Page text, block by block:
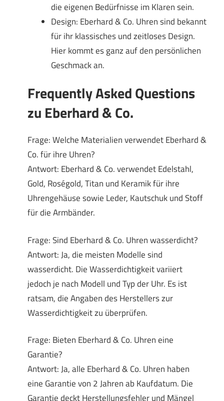
die eigenen Bedürfnisse im Klaren sein.
Design: Eberhard & Co. Uhren sind bekannt
für ihr klassisches und zeitloses Design.
Hier kommt es ganz auf den persönlichen
Geschmack an.
Frequently Asked Questions
zu Eberhard & Co.
Frage: Welche Materialien verwendet Eberhard &
Co. für ihre Uhren?
Antwort: Eberhard & Co. verwendet Edelstahl,
Gold, Roségold, Titan und Keramik für ihre
Uhrengehäuse sowie Leder, Kautschuk und Stoff
für die Armbänder.
Frage: Sind Eberhard & Co. Uhren wasserdicht?
Antwort: Ja, die meisten Modelle sind
wasserdicht. Die Wasserdichtigkeit variiert
jedoch je nach Modell und Typ der Uhr. Es ist
ratsam, die Angaben des Herstellers zur
Wasserdichtigkeit zu überprüfen.
Frage: Bieten Eberhard & Co. Uhren eine
Garantie?
Antwort: Ja, alle Eberhard & Co. Uhren haben
eine Garantie von 2 Jahren ab Kaufdatum. Die
Garantie deckt Herstellungsfehler und Mängel